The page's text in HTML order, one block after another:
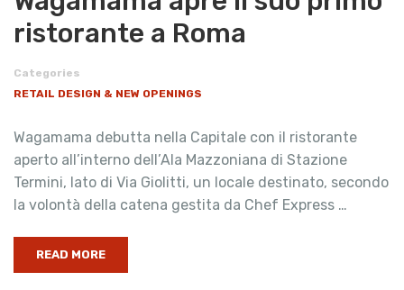
ristorante a Roma
Categories
RETAIL DESIGN & NEW OPENINGS
Wagamama debutta nella Capitale con il ristorante
aperto all’interno dell’Ala Mazzoniana di Stazione
Termini, lato di Via Giolitti, un locale destinato, secondo
la volontà della catena gestita da Chef Express …
READ MORE